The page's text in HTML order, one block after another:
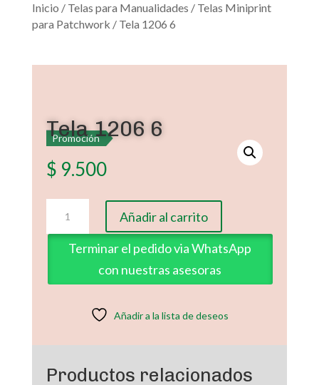
Inicio / Telas para Manualidades / Telas Miniprint
para Patchwork / Tela 1206 6
Promoción
Tela 1206 6
$ 9.500
1206
6
cantidad
Añadir al carrito
Terminar el pedido via WhatsApp
con nuestras asesoras
Añadir a la lista de deseos
Productos relacionados